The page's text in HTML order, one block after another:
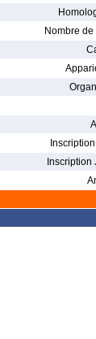
Nombre
Inscription